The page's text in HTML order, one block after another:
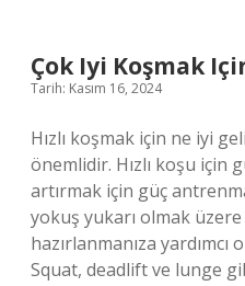
Çok Iyi Koşmak
Tarih: Kasım 16, 2024
Hızlı koşmak için ne iyi
önemlidir. Hızlı koşu için
artırmak için güç
yokuş yukarı olmak
hazırlanmanıza yardımcı
Squat, deadlift ve lunge